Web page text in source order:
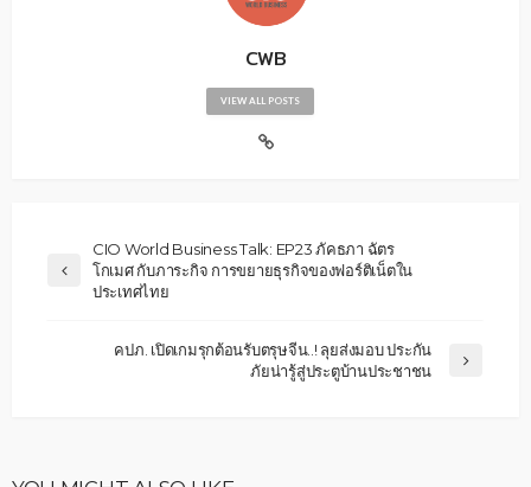
CWB
VIEW ALL POSTS
CIO World Business Talk: EP23 ภัคธภา ฉัตร
โกเมศ กับภาระกิจ การขยายธุรกิจของฟอร์ติเน็ตใน
ประเทศไทย
คปภ. เปิดเกมรุกต้อนรับตรุษจีน..! ลุยส่งมอบ ประกัน
ภัยน่ารู้สู่ประตูบ้านประชาชน